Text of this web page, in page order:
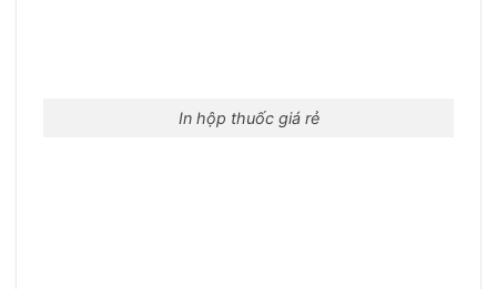
In hộp thuốc giá rẻ